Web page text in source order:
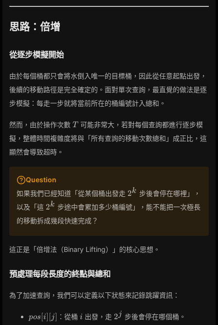
思路：倍增
從逐步模擬開始
由於每個桶都只會將水倒入唯一的目標桶，因此從任意起點出發，
後續的移動路徑是完全確定的。面對單次查詢，最直覺的做法是逐
步模擬：每走一步就將當前所在的桶編號計入總和。
然而，由於操作次數 T
T 可能非常大，若對每個查詢都進行逐步模
擬，整體時間複雜度將與「所有查詢的移動次數總和」成正比，這
顯然會導致超時。
Question
如果我們已經知道「從某個桶出發走 2^k
2k 步後會停在哪裡」，
以及「這 2^k
2k 步途中會累加多少桶編號」，能不能把一次極長
的移動拆成幾段快速完成？
這正是「倍增法（Binary Lifting）」的核心思想。
預處理每段長度的終點與總和
為了加速查詢，我們可以定義以下狀態來記錄跳躍資訊：
pos[i]
pos i j ：從桶 i
i 出發，走 2^j
2j 步後會停在哪個桶。